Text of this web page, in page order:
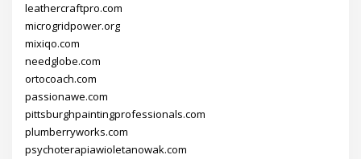
leathercraftpro.com
microgridpower.org
mixiqo.com
needglobe.com
ortocoach.com
passionawe.com
pittsburghpaintingprofessionals.com
plumberryworks.com
psychoterapiawioletanowak.com